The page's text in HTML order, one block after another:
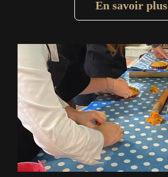
En savoir plus